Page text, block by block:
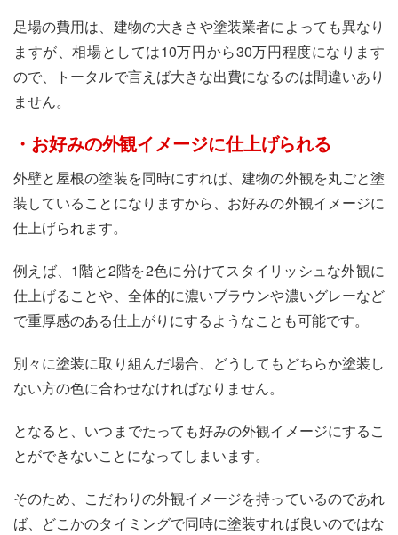
足場の費用は、建物の大きさや塗装業者によっても異なり
ますが、相場としては10万円から30万円程度になります
ので、トータルで言えば大きな出費になるのは間違いあり
ません。
・お好みの外観イメージに仕上げられる
外壁と屋根の塗装を同時にすれば、建物の外観を丸ごと塗
装していることになりますから、お好みの外観イメージに
仕上げられます。
例えば、1階と2階を2色に分けてスタイリッシュな外観に
仕上げることや、全体的に濃いブラウンや濃いグレーなど
で重厚感のある仕上がりにするようなことも可能です。
別々に塗装に取り組んだ場合、どうしてもどちらか塗装し
ない方の色に合わせなければなりません。
となると、いつまでたっても好みの外観イメージにするこ
とができないことになってしまいます。
そのため、こだわりの外観イメージを持っているのであれ
ば、どこかのタイミングで同時に塗装すれば良いのではな